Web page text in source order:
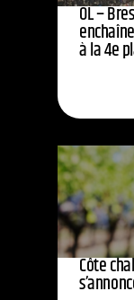
OL –
à la 4e
Côte